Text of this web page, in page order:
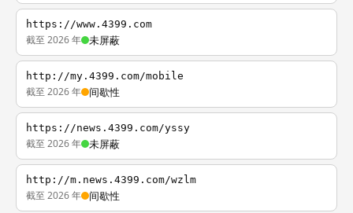
https://www.4399.com
截至 2026 年 未屏蔽
http://my.4399.com/mobile
截至 2026 年 间歇性
https://news.4399.com/yssy
截至 2026 年 未屏蔽
http://m.news.4399.com/wzlm
截至 2026 年 间歇性